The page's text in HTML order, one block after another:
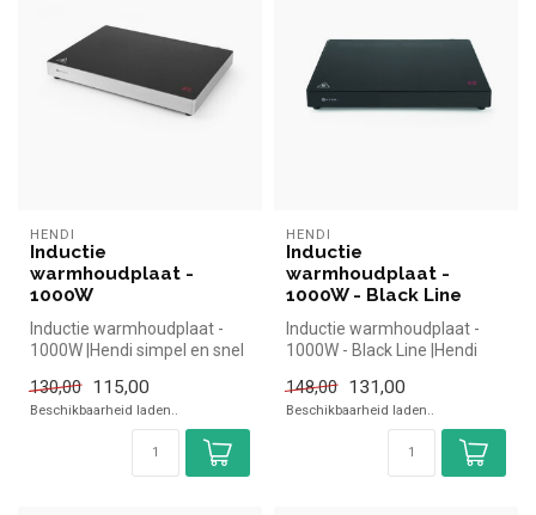
HENDI
Inductie
warmhoudplaat -
1000W
Inductie warmhoudplaat -
1000W |Hendi simpel en snel
130,00
115,00
Beschikbaarheid laden..
HENDI
Inductie
warmhoudplaat -
1000W - Black Line
Inductie warmhoudplaat -
1000W - Black Line |Hendi
in...
148,00 131,00
Beschikbaarheid laden..